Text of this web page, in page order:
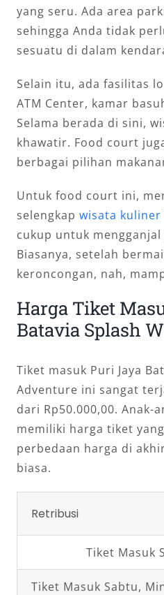
yang seru. Ada area
sehingga Anda tidak
sesuatu di dalam
Selain itu, ada fasilitas
ATM Center, kamar
Selama berada di sini,
khawatir. Food court
berbagai pilihan
Untuk food court ini,
selengkap wisata kuliner
cukup untuk
Biasanya, setelah
keroncongan, nah,
Harga Tiket
Batavia Splash
Tiket masuk Puri Jaya
Adventure ini sangat
dari Rp50.000,00. Anak-
memiliki harga tiket
perbedaan harga di
biasa.
Retribusi
Tiket Masuk
Tiket Masuk Sabtu,